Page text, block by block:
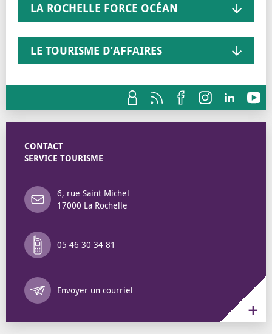
LA ROCHELLE FORCE OCÉAN
LE TOURISME D’AFFAIRES
CONTACT
SERVICE TOURISME
6, rue Saint Michel
17000 La Rochelle
05 46 30 34 81
Envoyer un courriel
Annuaire